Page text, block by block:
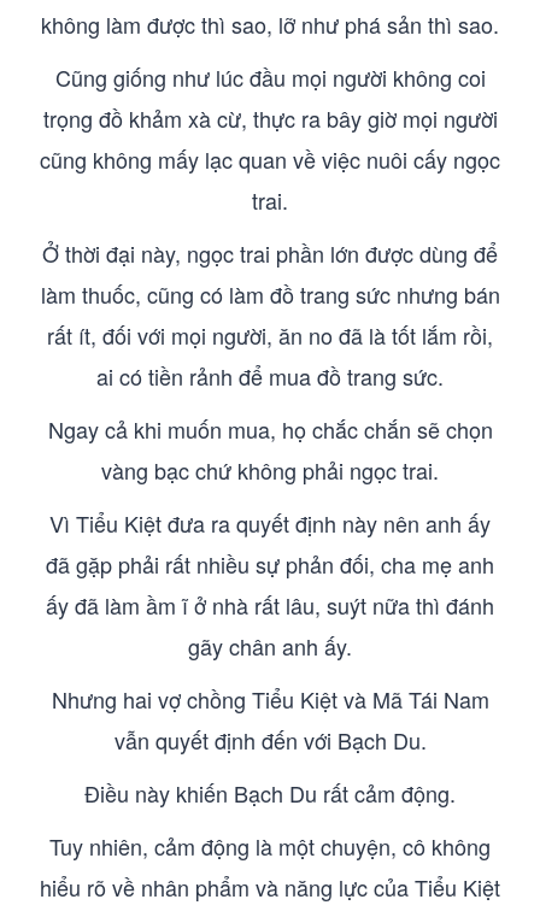
không làm được thì sao, lỡ như phá sản thì sao.
Cũng giống như lúc đầu mọi người không coi
trọng đồ khảm xà cừ, thực ra bây giờ mọi người
cũng không mấy lạc quan về việc nuôi cấy ngọc
trai.
Ở thời đại này, ngọc trai phần lớn được dùng để
làm thuốc, cũng có làm đồ trang sức nhưng bán
rất ít, đối với mọi người, ăn no đã là tốt lắm rồi,
ai có tiền rảnh để mua đồ trang sức.
Ngay cả khi muốn mua, họ chắc chắn sẽ chọn
vàng bạc chứ không phải ngọc trai.
Vì Tiểu Kiệt đưa ra quyết định này nên anh ấy
đã gặp phải rất nhiều sự phản đối, cha mẹ anh
ấy đã làm ầm ĩ ở nhà rất lâu, suýt nữa thì đánh
gãy chân anh ấy.
Nhưng hai vợ chồng Tiểu Kiệt và Mã Tái Nam
vẫn quyết định đến với Bạch Du.
Điều này khiến Bạch Du rất cảm động.
Tuy nhiên, cảm động là một chuyện, cô không
hiểu rõ về nhân phẩm và năng lực của Tiểu Kiệt